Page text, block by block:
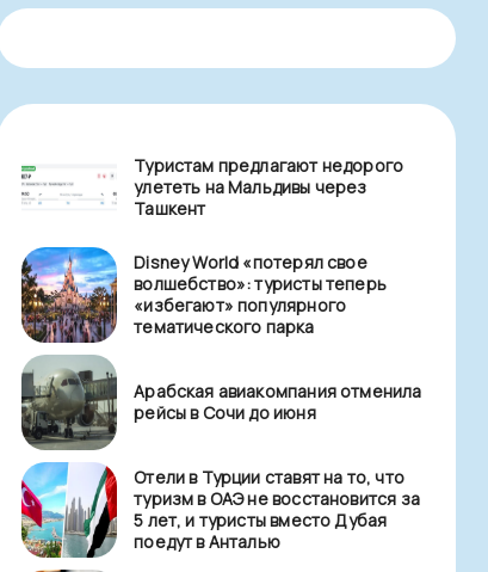
Туристам предлагают недорого
улететь на Мальдивы через
Ташкент
Disney World «потерял свое
волшебство»: туристы теперь
«избегают» популярного
тематического парка
Арабская авиакомпания отменила
рейсы в Сочи до июня
Отели в Турции ставят на то, что
туризм в ОАЭ не восстановится за
5 лет, и туристы вместо Дубая
поедут в Анталью